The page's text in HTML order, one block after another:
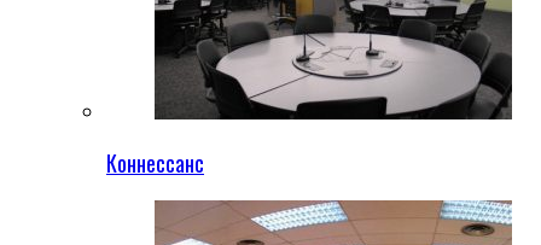
Коннессанс